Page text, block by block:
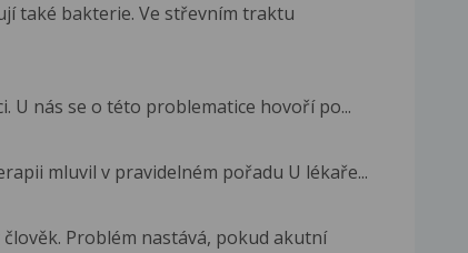
také bakterie. Ve střevním traktu
U nás se o této problematice hovoří po...
mluvil v pravidelném pořadu U lékaře...
Problém nastává, pokud akutní